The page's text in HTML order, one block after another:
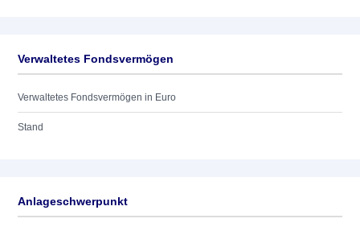
Verwaltetes Fondsvermögen
Verwaltetes Fondsvermögen in Euro
Stand
Anlageschwerpunkt